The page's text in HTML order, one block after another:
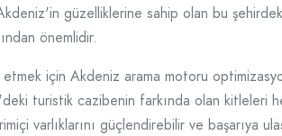
güzelliklerine sahip olan bu
önemlidir.
için Akdeniz arama motoru
turistik cazibenin farkında olan
varlıklarını güçlendirebilir ve başarıya